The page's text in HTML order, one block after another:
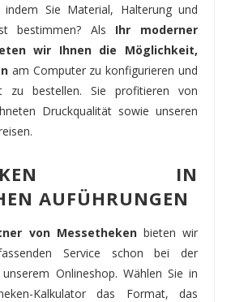
indem Sie Material, Halterung und
bestimmen? Als Ihr moderner
wir Ihnen die Möglichkeit,
am Computer zu konfigurieren und
zu bestellen. Sie profitieren von
Druckqualität sowie unseren
IN
AUFÜHRUNGEN
von Messetheken bieten wir
Service schon bei der
Onlineshop. Wählen Sie in
Kalkulator das Format, das